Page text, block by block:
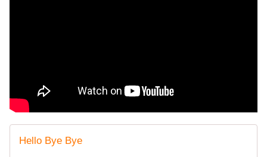
Hello Bye Bye